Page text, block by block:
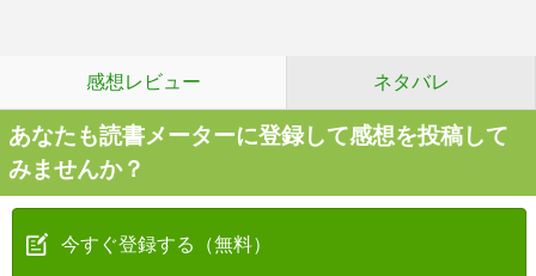
感想レビュー ネタバレ
あなたも読書メーターに登録して感想を投稿して
みませんか？
今すぐ登録する（無料）